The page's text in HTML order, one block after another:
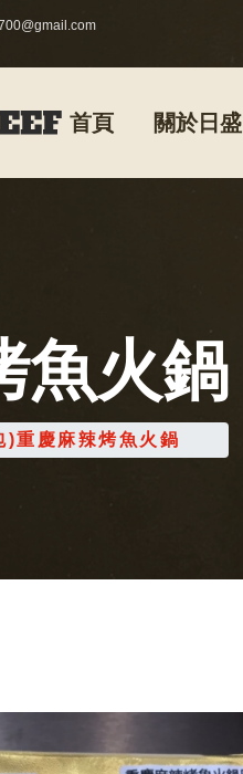
首頁 關於日盛
魚火鍋
)重慶麻辣烤魚火鍋